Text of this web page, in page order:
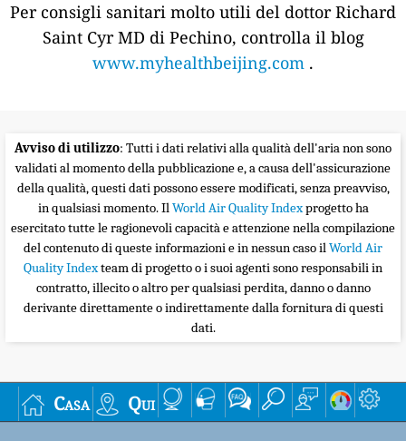
Per consigli sanitari molto utili del dottor Richard
Saint Cyr MD di Pechino, controlla il blog
www.myhealthbeijing.com .
Avviso di utilizzo: Tutti i dati relativi alla qualità dell'aria non sono
validati al momento della pubblicazione e, a causa dell'assicurazione
della qualità, questi dati possono essere modificati, senza preavviso,
in qualsiasi momento. IlWorld Air Quality Indexprogetto ha
esercitato tutte le ragionevoli capacità e attenzione nella compilazione
del contenuto di queste informazioni e in nessun caso ilWorld Air
Quality Indexteam di progetto o i suoi agenti sono responsabili in
contratto, illecito o altro per qualsiasi perdita, danno o danno
derivante direttamente o indirettamente dalla fornitura di questi
dati.
Casa Qui